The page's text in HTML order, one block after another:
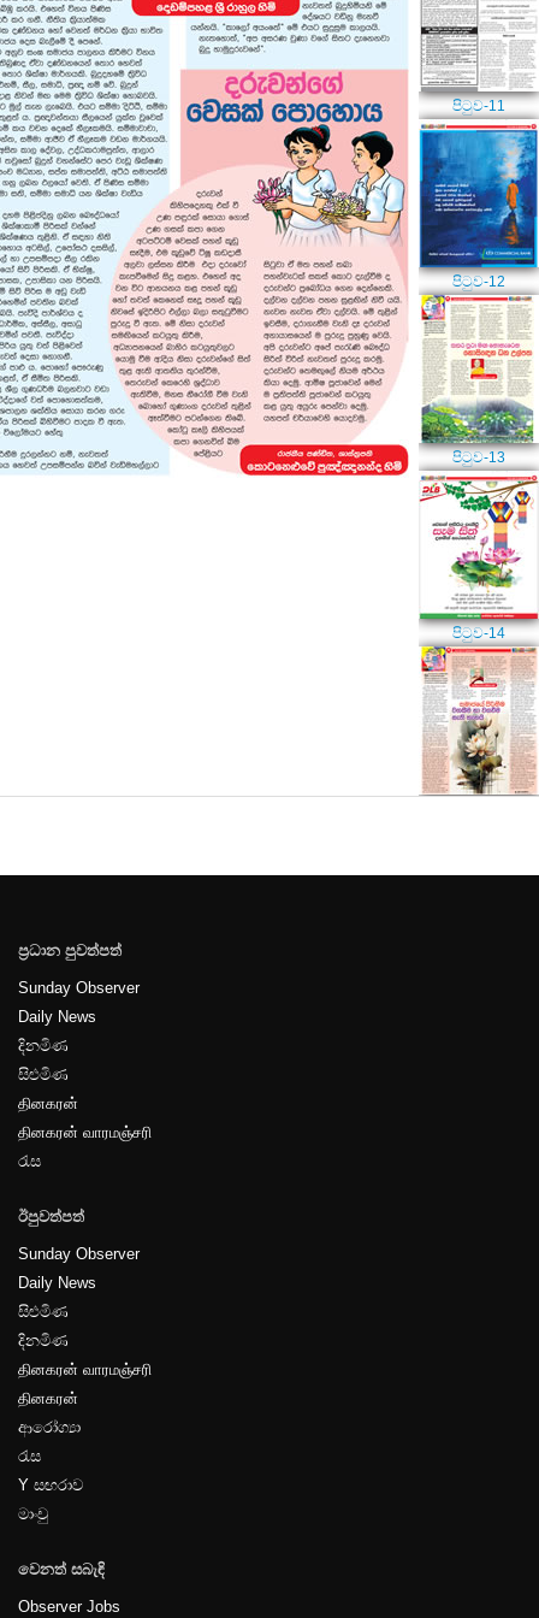
පිටුව-11
පිටුව-12
පිටුව-13
පිටුව-14
ප්‍රධාන පුවත්පත්
Sunday Observer
Daily News
දිනමිණ
සිළුමිණ
தினகரன்
தினகரன் வாரமஞ்சரி
රැස
ඊපුවත්පත්
Sunday Observer
Daily News
සිළුමිණ
දිනමිණ
தினகரன் வாரமஞ்சரி
தினகரன்
ආරෝග්‍යා
රැස
Y සඟරාව
මාංචු
වෙනත් සබැඳි
Observer Jobs